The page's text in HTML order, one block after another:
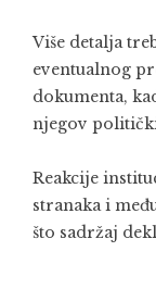
Više detalja
eventualnog
dokumenta,
njegov
Reakcije
stranaka i
što sadržaj